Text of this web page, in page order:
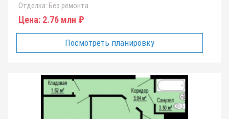
Отделка: Без ремонта
Цена: 2.76 млн ₽
Посмотреть планировку